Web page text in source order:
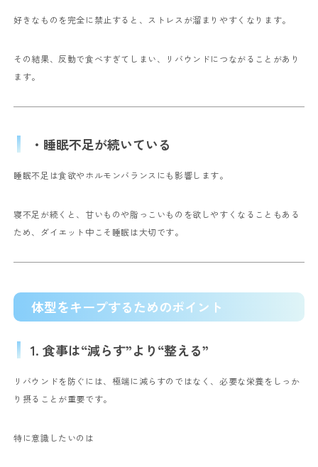
好きなものを完全に禁止すると、ストレスが溜まりやすくなります。
その結果、反動で食べすぎてしまい、リバウンドにつながることがあり
ます。
・睡眠不足が続いている
睡眠不足は食欲やホルモンバランスにも影響します。
寝不足が続くと、甘いものや脂っこいものを欲しやすくなることもある
ため、ダイエット中こそ睡眠は大切です。
体型をキープするためのポイント
1. 食事は“減らす”より“整える”
リバウンドを防ぐには、極端に減らすのではなく、必要な栄養をしっか
り摂ることが重要です。
特に意識したいのは